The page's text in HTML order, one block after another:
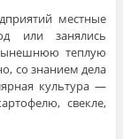
местные
или занялись
теплую
со знанием дела
культура —
свекле,